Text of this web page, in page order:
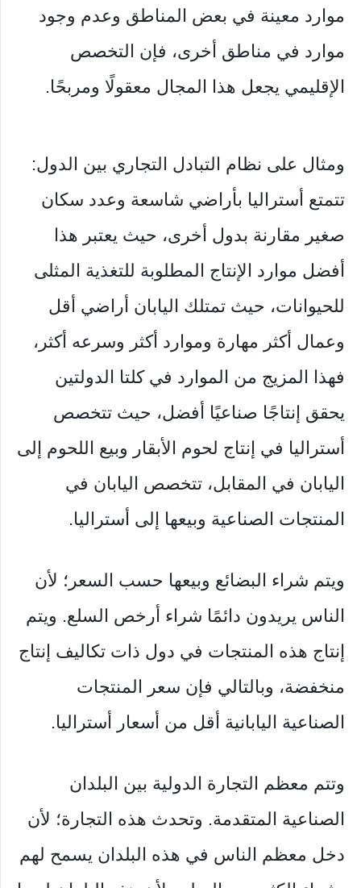
موارد معينة في بعض المناطق وعدم وجود
موارد في مناطق أخرى، فإن التخصص
الإقليمي يجعل هذا المجال معقولًا ومربحًا.
ومثال على نظام التبادل التجاري بين الدول:
تتمتع أستراليا بأراضي شاسعة وعدد سكان
صغير مقارنة بدول أخرى، حيث يعتبر هذا
أفضل موارد الإنتاج المطلوبة للتغذية المثلى
للحيوانات، حيث تمتلك اليابان أراضي أقل
وعمال أكثر مهارة وموارد أكثر وسرعه أكثر،
فهذا المزيج من الموارد في كلتا الدولتين
يحقق إنتاجًا صناعيًا أفضل، حيث تتخصص
أستراليا في إنتاج لحوم الأبقار وبيع اللحوم إلى
اليابان في المقابل، تتخصص اليابان في
المنتجات الصناعية وبيعها إلى أستراليا.
ويتم شراء البضائع وبيعها حسب السعر؛ لأن
الناس يريدون دائمًا شراء أرخص السلع. ويتم
إنتاج هذه المنتجات في دول ذات تكاليف إنتاج
منخفضة، وبالتالي فإن سعر المنتجات
الصناعية اليابانية أقل من أسعار أستراليا.
وتتم معظم التجارة الدولية بين البلدان
الصناعية المتقدمة. وتحدث هذه التجارة؛ لأن
دخل معظم الناس في هذه البلدان يسمح لهم